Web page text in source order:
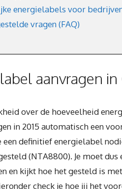
energielabels voor
vragen (FAQ)
aanvragen
over de hoeveelheid
in 2015 automatisch een
definitief energielabel
(NTA8800). Je moet
en kijkt hoe het gesteld is
check je hoe jij het